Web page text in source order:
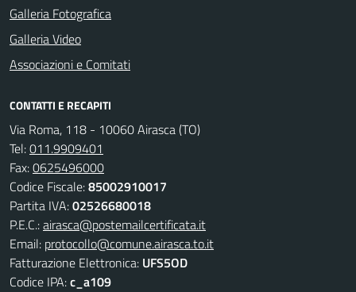
Galleria Fotografica
Galleria Video
Associazioni e Comitati
CONTATTI E RECAPITI
Via Roma, 118 - 10060 Airasca (TO)
Tel:011.9909401
Fax:0625496000
Codice Fiscale:85002910017
Partita IVA:02526680018
P.E.C.:airasca@postemailcertificata.it
Email: protocollo@comune.airasca.to.it
Fatturazione Elettronica: UFS5OD
Codice IPA:c_a109